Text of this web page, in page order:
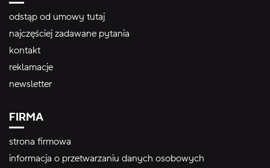
odstąp od umowy tutaj
najczęściej zadawane pytania
kontakt
reklamacje
newsletter
FIRMA
strona firmowa
informacja o przetwarzaniu danych osobowych